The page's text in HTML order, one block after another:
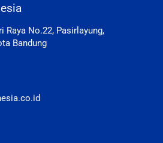
Raya No.22, Pasirlayung,
Bandung